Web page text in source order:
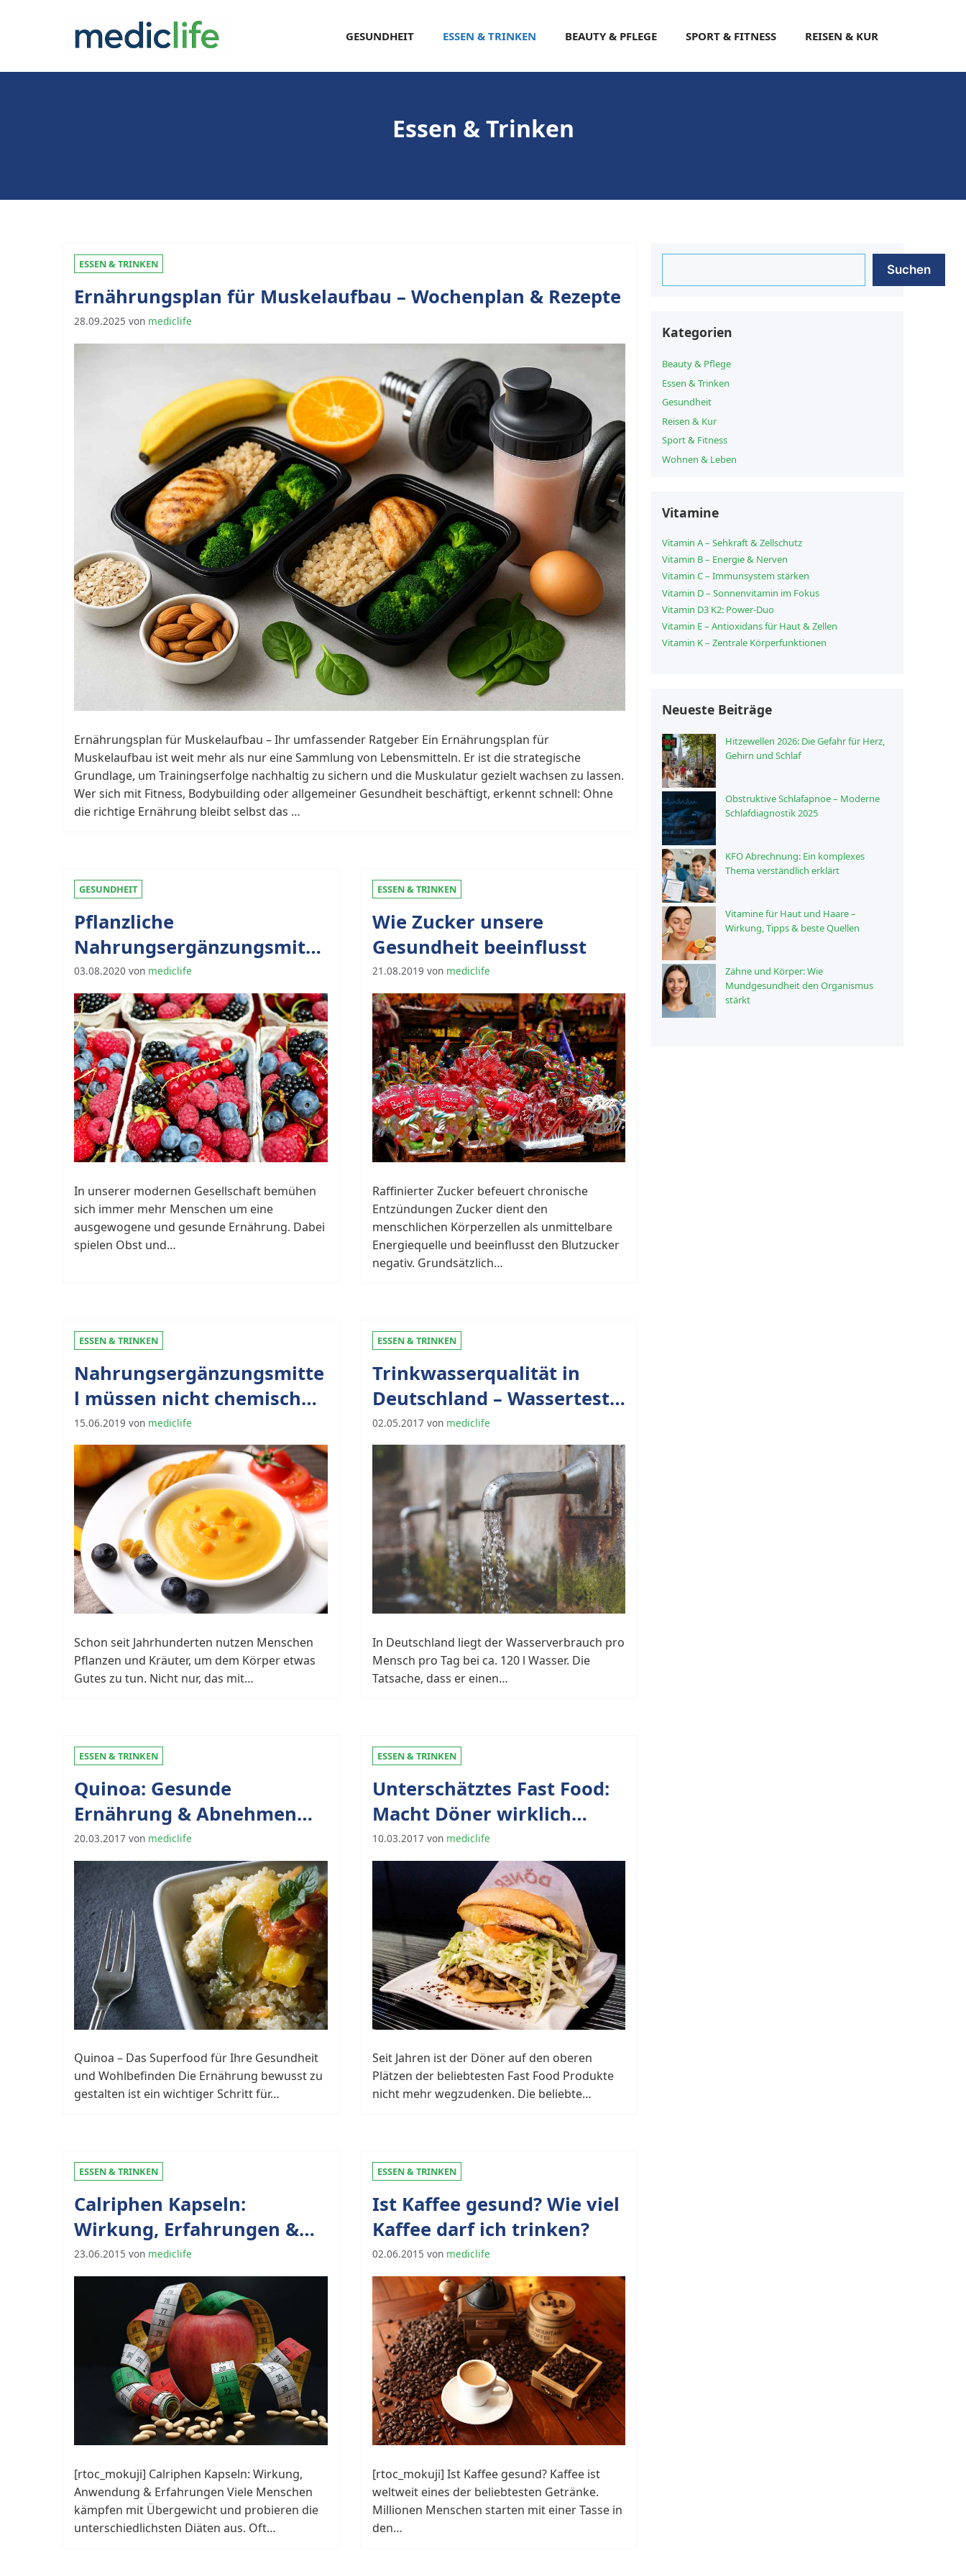
GESUNDHEIT ESSEN & TRINKEN BEAUTY & PFLEGE SPORT & FITNESS REISEN & KUR
Essen & Trinken
ESSEN & TRINKEN
Ernährungsplan für Muskelaufbau – Wochenplan & Rezepte
28.09.2025 von mediclife
Ernährungsplan für Muskelaufbau – Ihr umfassender Ratgeber Ein Ernährungsplan für
Muskelaufbau ist weit mehr als nur eine Sammlung von Lebensmitteln. Er ist die strategische
Grundlage, um Trainingserfolge nachhaltig zu sichern und die Muskulatur gezielt wachsen zu lassen.
Wer sich mit Fitness, Bodybuilding oder allgemeiner Gesundheit beschäftigt, erkennt schnell: Ohne
die richtige Ernährung bleibt selbst das …
GESUNDHEIT
Pflanzliche
Nahrungsergänzungsmitte
l
03.08.2020 von mediclife
In unserer modernen Gesellschaft bemühen
sich immer mehr Menschen um eine
ausgewogene und gesunde Ernährung. Dabei
spielen Obst und…
ESSEN & TRINKEN
Wie Zucker unsere
Gesundheit beeinflusst
21.08.2019 von mediclife
Raffinierter Zucker befeuert chronische
Entzündungen Zucker dient den
menschlichen Körperzellen als unmittelbare
Energiequelle und beeinflusst den Blutzucker
negativ. Grundsätzlich…
ESSEN & TRINKEN
Nahrungsergänzungsmitte
l müssen nicht chemisch
sein
15.06.2019 von mediclife
Schon seit Jahrhunderten nutzen Menschen
Pflanzen und Kräuter, um dem Körper etwas
Gutes zu tun. Nicht nur, das mit…
ESSEN & TRINKEN
Trinkwasserqualität in
Deutschland – Wassertest
für die Sicherheit zu Hause
02.05.2017 von mediclife
In Deutschland liegt der Wasserverbrauch pro
Mensch pro Tag bei ca. 120 l Wasser. Die
Tatsache, dass er einen…
ESSEN & TRINKEN
Quinoa: Gesunde
Ernährung & Abnehmen
mit Genuss
20.03.2017 von mediclife
Quinoa – Das Superfood für Ihre Gesundheit
und Wohlbefinden Die Ernährung bewusst zu
gestalten ist ein wichtiger Schritt für…
ESSEN & TRINKEN
Unterschätztes Fast Food:
Macht Döner wirklich
schöner?
10.03.2017 von mediclife
Seit Jahren ist der Döner auf den oberen
Plätzen der beliebtesten Fast Food Produkte
nicht mehr wegzudenken. Die beliebte…
ESSEN & TRINKEN
Calriphen Kapseln:
Wirkung, Erfahrungen &
Preis 2025
23.06.2015 von mediclife
[rtoc_mokuji] Calriphen Kapseln: Wirkung,
Anwendung & Erfahrungen Viele Menschen
kämpfen mit Übergewicht und probieren die
unterschiedlichsten Diäten aus. Oft…
ESSEN & TRINKEN
Ist Kaffee gesund? Wie viel
Kaffee darf ich trinken?
02.06.2015 von mediclife
[rtoc_mokuji] Ist Kaffee gesund? Kaffee ist
weltweit eines der beliebtesten Getränke.
Millionen Menschen starten mit einer Tasse in
den…
Suchen
Kategorien
Beauty & Pflege
Essen & Trinken
Gesundheit
Reisen & Kur
Sport & Fitness
Wohnen & Leben
Vitamine
Vitamin A – Sehkraft & Zellschutz
Vitamin B – Energie & Nerven
Vitamin C – Immunsystem stärken
Vitamin D – Sonnenvitamin im Fokus
Vitamin D3 K2: Power-Duo
Vitamin E – Antioxidans für Haut & Zellen
Vitamin K – Zentrale Körperfunktionen
Neueste Beiträge
Hitzewellen 2026: Die Gefahr für Herz,
Gehirn und Schlaf
Obstruktive Schlafapnoe – Moderne
Schlafdiagnostik 2025
KFO Abrechnung: Ein komplexes
Thema verständlich erklärt
Vitamine für Haut und Haare –
Wirkung, Tipps & beste Quellen
Zähne und Körper: Wie
Mundgesundheit den Organismus
stärkt